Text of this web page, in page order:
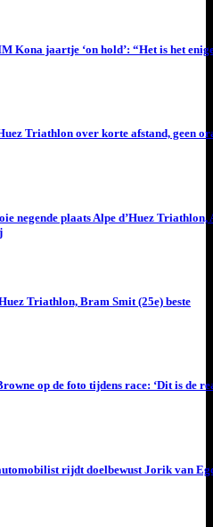
Kona jaartje ‘on hold’: “Het is het
Triathlon over korte afstand, geen
negende plaats Alpe d’Huez Triathlon,
Triathlon, Bram Smit (25e) beste
op de foto tijdens race: ‘Dit is de
rijdt doelbewust Jorik van